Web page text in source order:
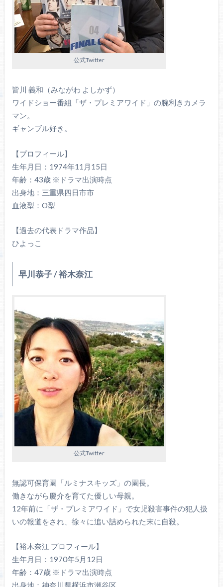
公式Twitter
皆川 義和（みながわ よしかず）
ワイドショー番組「ザ・プレミアワイド」の腕利きカメラ
マン。
ギャンブル好き。
【プロフィール】
生年月日：1974年11月15日
年齢：43歳 ※ドラマ出演時点
出身地：三重県四日市市
血液型：O型
【過去の代表ドラマ作品】
ひよっこ
早川恭子 / 裕木奈江
公式Twitter
無認可保育園「ルミナスキッズ」の園長。
働きながら慶介を育てた優しい母親。
12年前に「ザ・プレミアワイド」で女児殺害事件の犯人扱
いの報道をされ、徐々に追い詰められた末に自殺。
【裕木奈江 プロフィール】
生年月日：1970年5月12日
年齢：47歳 ※ドラマ出演時点
出身地：神奈川県横浜市瀬谷区